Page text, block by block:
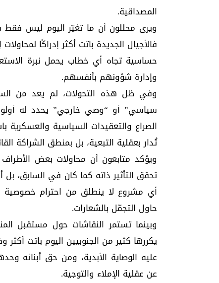
المصداقية.
ويرى محللون أن ما تغيّر اليوم ليس
فالأجيال الجديدة باتت أكثر إدراكًا
حساسية تجاه أي خطاب يحمل نبرة
وإدارة شؤونهم بأنفسهم.
وفي ظل هذه التحولات، لم يعد من
سياسي” أو “وصي خارجي” يحدد له
الصراع والتعقيدات السياسية
تُدار بعقلية التبعية، بل بمنطق الشراكة
ويؤكد متابعون أن محاولات بعض
تحقق التأثير ذاته كما كان في السابق،
أي مشروع لا ينطلق من احترام خصوصية
حاول التجمّل بالشعارات.
وبينما تستمر النقاشات حول مستقبل
يكررها كثير من الجنوبيين اليوم باتت
عليه الوصاية الأبدية، ومن حق أبنائه
عن عقلية الإملاء والتوجية.